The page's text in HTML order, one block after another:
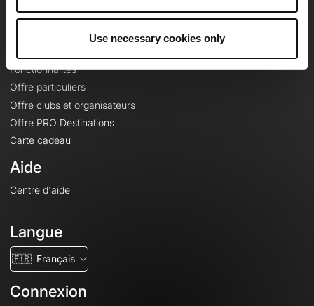
Use necessary cookies only
Fonctionnalités
Offre particuliers
Offre clubs et organisateurs
Offre PRO Destinations
Carte cadeau
Aide
Centre d'aide
Langue
🇫🇷 Français
Connexion